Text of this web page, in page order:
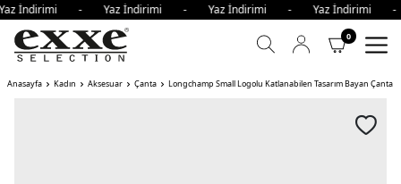
İndirimi - Yaz İndirimi - Yaz İndirimi - Yaz
0
Anasayfa Kadın Aksesuar Çanta Longchamp Small Logolu Katlanabilen Tasarım Bayan Çanta